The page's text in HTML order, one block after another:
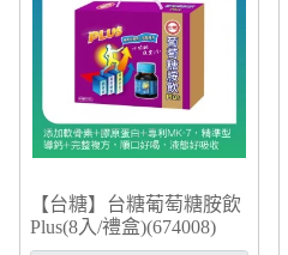
【台糖】台糖葡萄糖胺飲
Plus(8入/禮盒)(674008)